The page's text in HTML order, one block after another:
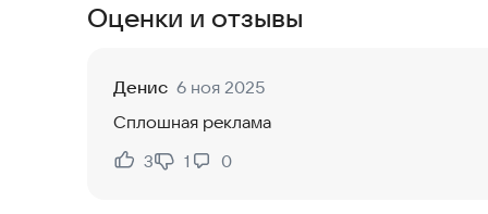
юнитов, важно не допустить этого, ведь тогда
Главная цель на каждом уровне - добраться
юнитов.
Связаться с разработчиком:
Оценки и отзывы
Денис 6 ноя 2025
Сплошная реклама
Нравится:
3
Не нравится:
1 0